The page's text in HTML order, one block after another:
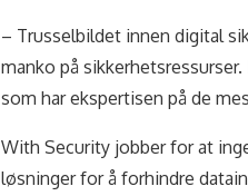
– Trusselbildet innen digital
manko på
som har ekspertisen på de
With Security jobber for at
løsninger for å forhindre